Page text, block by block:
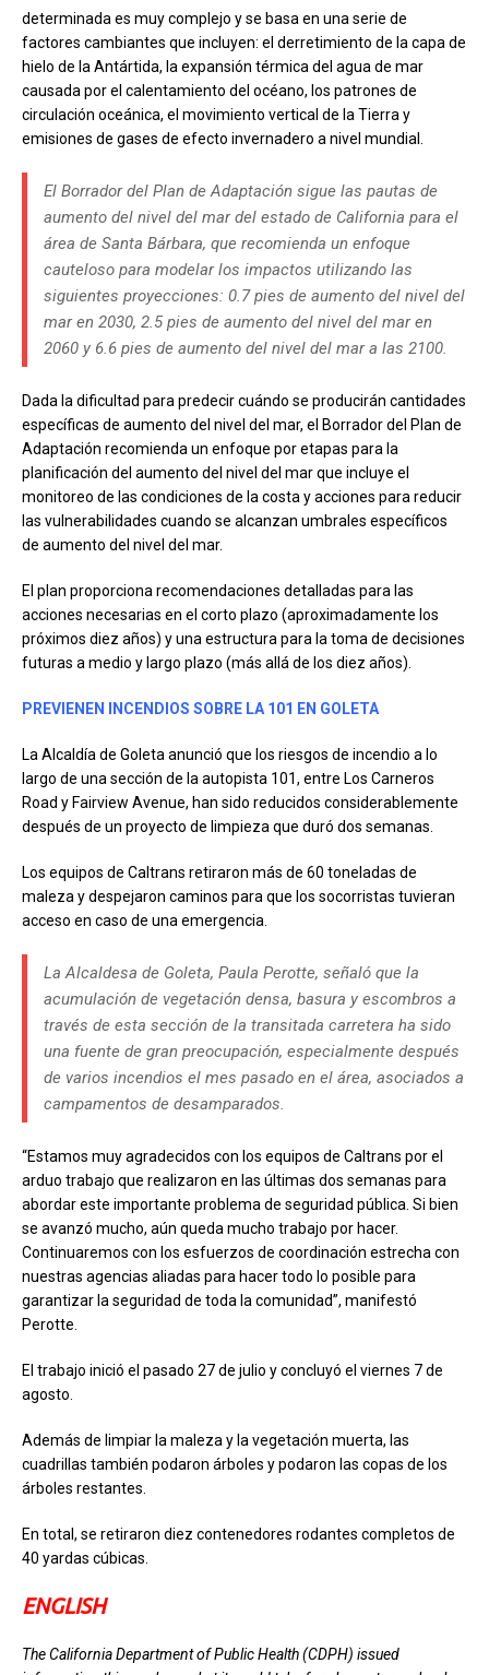
determinada es muy complejo y se basa en una serie de
factores cambiantes que incluyen: el derretimiento de la capa de
hielo de la Antártida, la expansión térmica del agua de mar
causada por el calentamiento del océano, los patrones de
circulación oceánica, el movimiento vertical de la Tierra y
emisiones de gases de efecto invernadero a nivel mundial.
El Borrador del Plan de Adaptación sigue las pautas de
aumento del nivel del mar del estado de California para el
área de Santa Bárbara, que recomienda un enfoque
cauteloso para modelar los impactos utilizando las
siguientes proyecciones: 0.7 pies de aumento del nivel del
mar en 2030, 2.5 pies de aumento del nivel del mar en
2060 y 6.6 pies de aumento del nivel del mar a las 2100.
Dada la dificultad para predecir cuándo se producirán cantidades
específicas de aumento del nivel del mar, el Borrador del Plan de
Adaptación recomienda un enfoque por etapas para la
planificación del aumento del nivel del mar que incluye el
monitoreo de las condiciones de la costa y acciones para reducir
las vulnerabilidades cuando se alcanzan umbrales específicos
de aumento del nivel del mar.
El plan proporciona recomendaciones detalladas para las
acciones necesarias en el corto plazo (aproximadamente los
próximos diez años) y una estructura para la toma de decisiones
futuras a medio y largo plazo (más allá de los diez años).
PREVIENEN INCENDIOS SOBRE LA 101 EN GOLETA
La Alcaldía de Goleta anunció que los riesgos de incendio a lo
largo de una sección de la autopista 101, entre Los Carneros
Road y Fairview Avenue, han sido reducidos considerablemente
después de un proyecto de limpieza que duró dos semanas.
Los equipos de Caltrans retiraron más de 60 toneladas de
maleza y despejaron caminos para que los socorristas tuvieran
acceso en caso de una emergencia.
La Alcaldesa de Goleta, Paula Perotte, señaló que la
acumulación de vegetación densa, basura y escombros a
través de esta sección de la transitada carretera ha sido
una fuente de gran preocupación, especialmente después
de varios incendios el mes pasado en el área, asociados a
campamentos de desamparados.
“Estamos muy agradecidos con los equipos de Caltrans por el
arduo trabajo que realizaron en las últimas dos semanas para
abordar este importante problema de seguridad pública. Si bien
se avanzó mucho, aún queda mucho trabajo por hacer.
Continuaremos con los esfuerzos de coordinación estrecha con
nuestras agencias aliadas para hacer todo lo posible para
garantizar la seguridad de toda la comunidad”, manifestó
Perotte.
El trabajo inició el pasado 27 de julio y concluyó el viernes 7 de
agosto.
Además de limpiar la maleza y la vegetación muerta, las
cuadrillas también podaron árboles y podaron las copas de los
árboles restantes.
En total, se retiraron diez contenedores rodantes completos de
40 yardas cúbicas.
ENGLISH
The California Department of Public Health (CDPH) issued